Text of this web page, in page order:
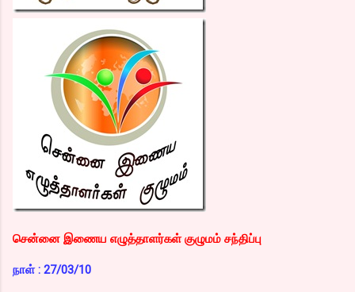
சென்னை இணைய எழுத்தாளர்கள் குழுமம் சந்திப்பு
நாள் : 27/03/10